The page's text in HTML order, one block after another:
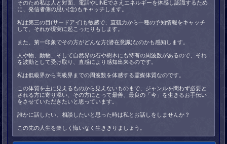
そのため私は人と対面、電話やLINEでさえエネルギーを体感し認識するため
に、発信者側の思い(念)もキャッチします。
私は第三の目(サードアイ)も敏感で、直観力から一種の予知情報をキャッチ
して、それが現実に起こったりもします。
また、第一印象でその方がどんな方(潜在意識)なのかも感知します。
人や物、動物、そして自然界の石や樹木にも特有の周波数があるので、それ
を波動として受け取り、直感により感知出来るのです。
私は低級界から高級界までの周波数を体感する霊媒体質なのです。
この体質を主に見えるものから見えないものまで、ジャンルを問わず必要と
される方に寄り添い、その方にとって最善、最良の「今」を生きるお手伝い
をさせていただきたいと思っています。
誰かに話したい、相談したいと思った時は私とお話しをしませんか？
この先の人生を楽しく悔いなく生ききりましょう。